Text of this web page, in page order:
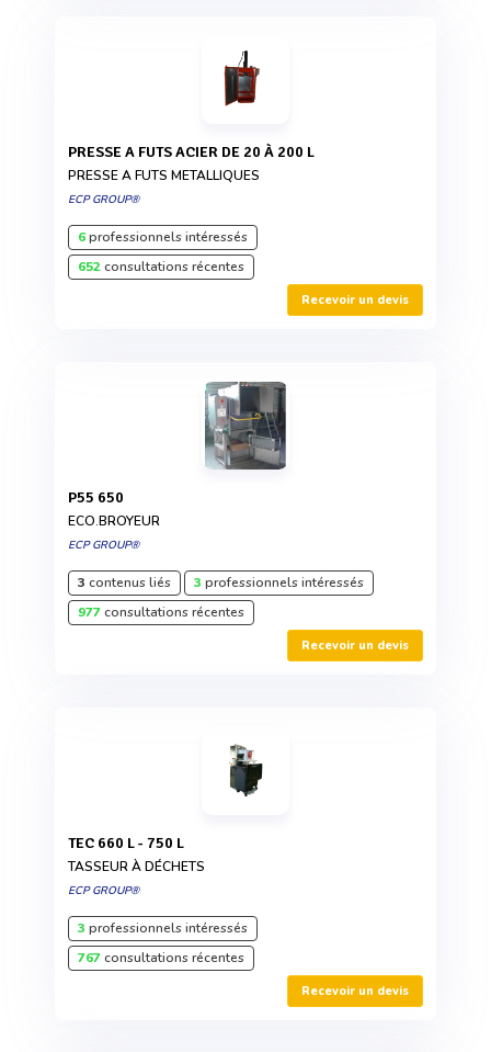
PRESSE A FUTS ACIER DE 20 À 200 L
PRESSE A FUTS METALLIQUES
ECP GROUP®
6professionnels intéressés
652consultations récentes
Recevoir un devis
P55 650
ECO.BROYEUR
ECP GROUP®
3 contenus liés 3 professionnels intéressés
977consultations récentes
Recevoir un devis
TEC 660 L - 750 L
TASSEUR À DÉCHETS
ECP GROUP®
3 professionnels intéressés
767consultations récentes
Recevoir un devis